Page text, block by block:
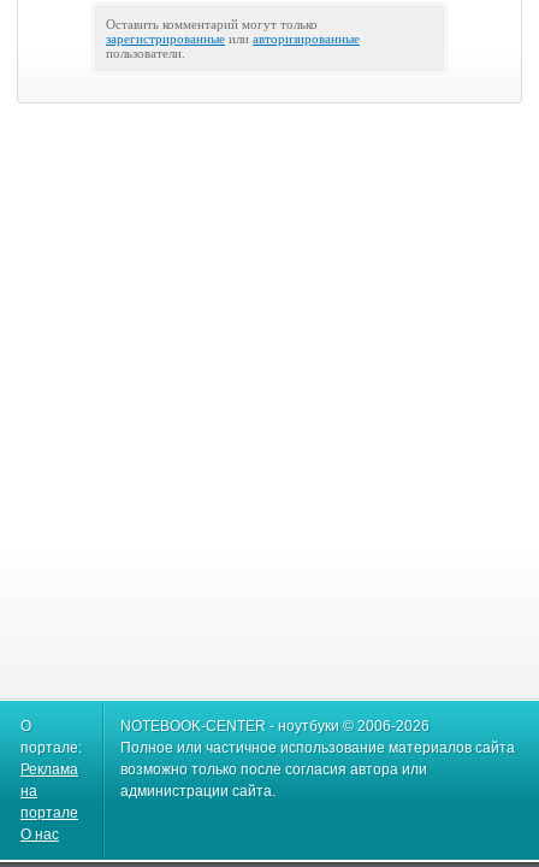
Оставить комментарий могут только
зарегистрированные или авторизированные
пользователи.
О
портале:
Реклама
на
портале
О нас
NOTEBOOK-CENTER - ноутбуки © 2006-2026
Полное или частичное использование материалов сайта
возможно только после согласия автора или
администрации сайта.